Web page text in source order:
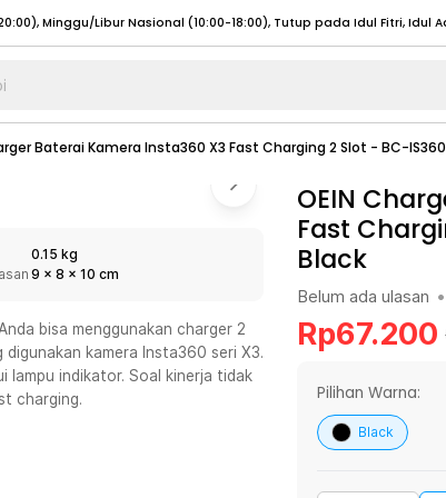
- 20:00), Sabtu - Minggu (08:00 - 20:00), Tutup pada Idul Fitri
Sabtu - Minggu/ Libur Nasional (08:00 - 17:00) Selengkapnya
Sabtu - Minggu/ Libur Nasional (08:00 - 17:00) Selengkapnya
Minggu/Libur Nasional (12:00-20:00), Tutup pada Idul Fitri
Minggu/Libur Nasional (12:00-20:00), Tutup pada Idul Fitri
- 20:00), Sabtu - Minggu (08:00 - 20:00), Tutup pada Idul Fitri
Sabtu - Minggu/ Libur Nasional (08:00 - 17:00) Selengkapnya
Baterai Kamera Insta360 X3 Fast Charging 2 Slot - BC-
0.15 kg
9 x 8 x 10 cm
bisa menggunakan charger 2
kamera Insta360 seri X3.
lampu indikator. Soal kinerja tidak
charging.
OEIN
Fast
Black
Belum ada ulasan •
Rp67.200
Pilihan Warna:
Black